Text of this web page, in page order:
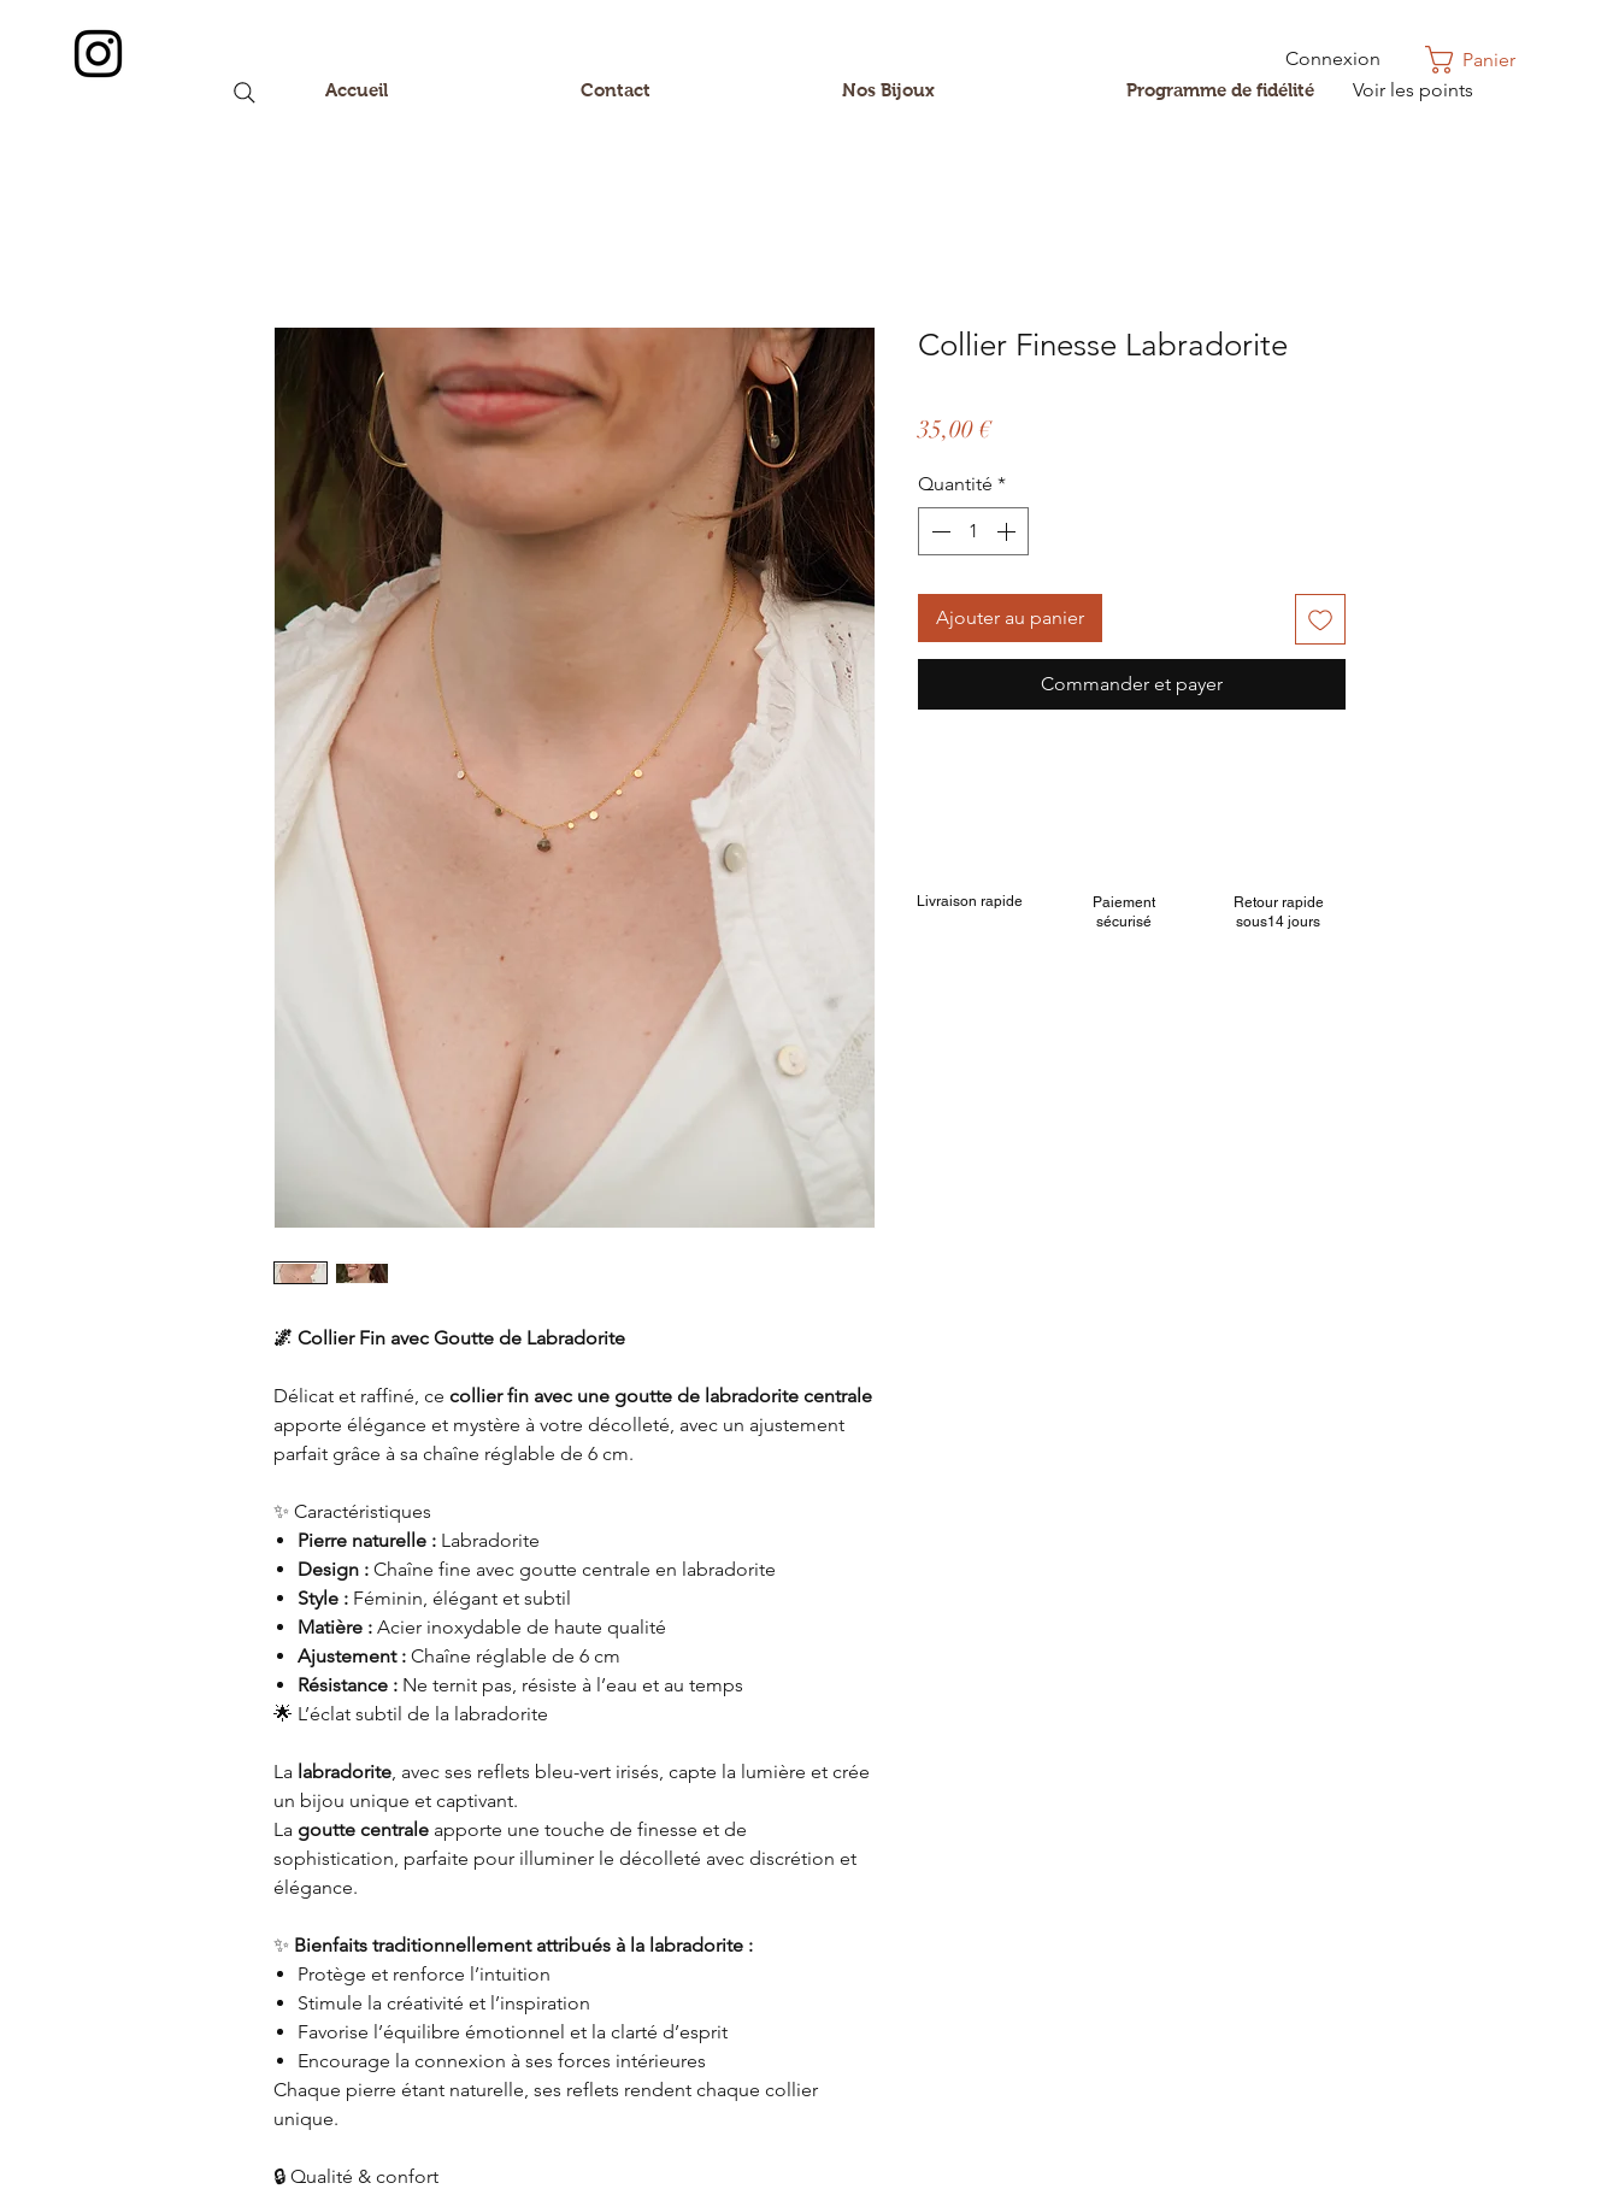
Panier
Connexion
Accueil Contact Nos Bijoux Programme de fidélité Voir les points
🌌 Collier Fin avec Goutte de Labradorite
Délicat et raffiné, ce collier fin avec une goutte de labradorite centrale
apporte élégance et mystère à votre décolleté, avec un ajustement
parfait grâce à sa chaîne réglable de 6 cm.
✨ Caractéristiques
Pierre naturelle : Labradorite
Design : Chaîne fine avec goutte centrale en labradorite
Style : Féminin, élégant et subtil
Matière : Acier inoxydable de haute qualité
Ajustement : Chaîne réglable de 6 cm
Résistance : Ne ternit pas, résiste à l’eau et au temps
🌟 L’éclat subtil de la labradorite
La labradorite, avec ses reflets bleu-vert irisés, capte la lumière et crée
un bijou unique et captivant.
La goutte centrale apporte une touche de finesse et de
sophistication, parfaite pour illuminer le décolleté avec discrétion et
élégance.
✨ Bienfaits traditionnellement attribués à la labradorite :
Protège et renforce l’intuition
Stimule la créativité et l’inspiration
Favorise l’équilibre émotionnel et la clarté d’esprit
Encourage la connexion à ses forces intérieures
Chaque pierre étant naturelle, ses reflets rendent chaque collier
unique.
🔒 Qualité & confort
Collier Finesse Labradorite
35,00 €Prix
Quantité *
Ajouter au panier
Commander et payer
Livraison rapide
Paiement
sécurisé
Retour rapide
sous14 jours